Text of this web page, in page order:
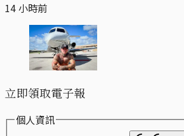
14 小時前
立即領取電子報
個人資訊